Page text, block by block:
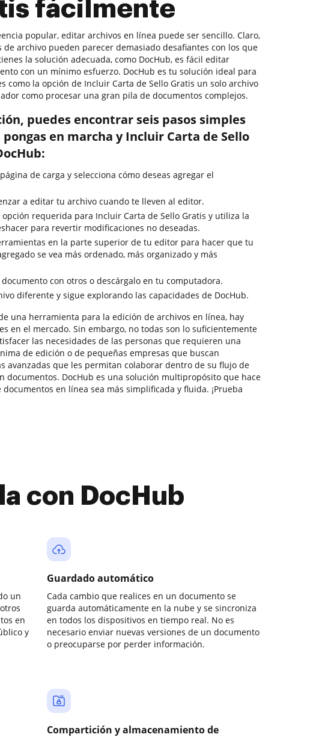
fácilmente
popular, editar archivos en línea puede ser sencillo. Claro,
de archivo pueden parecer demasiado desafiantes con los que
la solución adecuada, como DocHub, es fácil editar
con un mínimo esfuerzo. DocHub es tu solución ideal para
como la opción de Incluir Carta de Sello Gratis un solo archivo
como procesar una gran pila de documentos complejos.
puedes encontrar seis pasos simples
en marcha y Incluir Carta de Sello
de carga y selecciona cómo deseas agregar el
a editar tu archivo cuando te lleven al editor.
opción requerida para Incluir Carta de Sello Gratis y utiliza la
para revertir modificaciones no deseadas.
en la parte superior de tu editor para hacer que tu
se vea más ordenado, más organizado y más
con otros o descárgalo en tu computadora.
diferente y sigue explorando las capacidades de DocHub.
una herramienta para la edición de archivos en línea, hay
en el mercado. Sin embargo, no todas son lo suficientemente
las necesidades de las personas que requieren una
de edición o de pequeñas empresas que buscan
avanzadas que les permitan colaborar dentro de su flujo de
documentos. DocHub es una solución multipropósito que hace
en línea sea más simplificada y fluida. ¡Prueba
con DocHub
un
en
y
Guardado automático
Cada cambio que realices en un documento se
guarda automáticamente en la nube y se sincroniza
en todos los dispositivos en tiempo real. No es
necesario enviar nuevas versiones de un documento
o preocuparse por perder información.
Compartición y almacenamiento de